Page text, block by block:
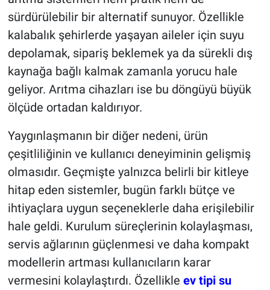
sürdürülebilir bir alternatif sunuyor. Özellikle
kalabalık şehirlerde yaşayan aileler için suyu
depolamak, sipariş beklemek ya da sürekli dış
kaynağa bağlı kalmak zamanla yorucu hale
geliyor. Arıtma cihazları ise bu döngüyü büyük
ölçüde ortadan kaldırıyor.
Yaygınlaşmanın bir diğer nedeni, ürün
çeşitliliğinin ve kullanıcı deneyiminin gelişmiş
olmasıdır. Geçmişte yalnızca belirli bir kitleye
hitap eden sistemler, bugün farklı bütçe ve
ihtiyaçlara uygun seçeneklerle daha erişilebilir
hale geldi. Kurulum süreçlerinin kolaylaşması,
servis ağlarının güçlenmesi ve daha kompakt
modellerin artması kullanıcıların karar
vermesini kolaylaştırdı. Özellikle ev tipi su